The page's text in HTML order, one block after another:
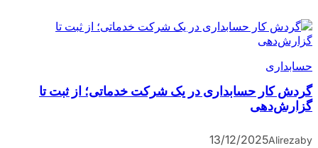
حسابداری
گردش کار حسابداری در یک شرکت خدماتی؛ از ثبت تا
گزارش‌دهی
by
Alireza
13/12/2025